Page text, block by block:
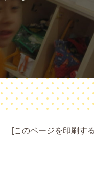
[このページを印刷す